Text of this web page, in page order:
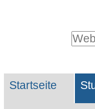
Website
Suche…
Sektionen
Startseite